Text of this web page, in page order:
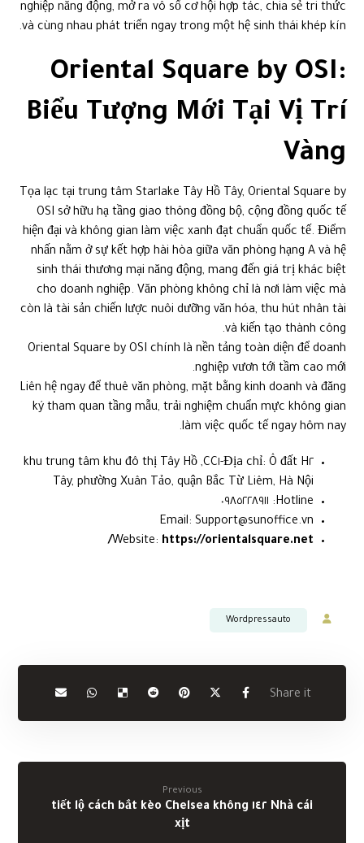
nghiệp năng động, mở ra vô số cơ hội hợp tác, chia sẻ tri thức
và cùng nhau phát triển ngay trong một hệ sinh thái khép kín.
Oriental Square by OSI:
Biểu Tượng Mới Tại Vị Trí
Vàng
Tọa lạc tại trung tâm Starlake Tây Hồ Tây, Oriental Square by
OSI sở hữu hạ tầng giao thông đồng bộ, cộng đồng quốc tế
hiện đại và không gian làm việc xanh đạt chuẩn quốc tế. Điểm
nhấn nằm ở sự kết hợp hài hòa giữa văn phòng hạng A và hệ
sinh thái thương mại năng động, mang đến giá trị khác biệt
cho doanh nghiệp. Văn phòng không chỉ là nơi làm việc mà
còn là tài sản chiến lược nuôi dưỡng văn hóa, thu hút nhân tài
và kiến tạo thành công.
Oriental Square by OSI chính là nền tảng toàn diện để doanh
nghiệp vươn tới tầm cao mới.
Liên hệ ngay để thuê văn phòng, mặt bằng kinh doanh và đăng
ký tham quan tầng mẫu, trải nghiệm chuẩn mực không gian
làm việc quốc tế ngay hôm nay.
Địa chỉ: Ô đất H٢-CC١, khu trung tâm khu đô thị Tây Hồ
Tây, phường Xuân Tảo, quận Bắc Từ Liêm, Hà Nội
Hotline: ٠٩٨٥٢٢٨٩١١
Email: Support@sunoffice.vn
Website: https://orientalsquare.net/
Wordpressauto
Previous
Nhà cái ١٤٢ tiết lộ cách bắt kèo Chelsea không
xịt